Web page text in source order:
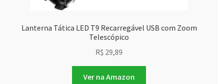
Lanterna Tática LED T9 Recarregável USB com Zoom
Telescópico
R$ 29,89
Ver na Amazon